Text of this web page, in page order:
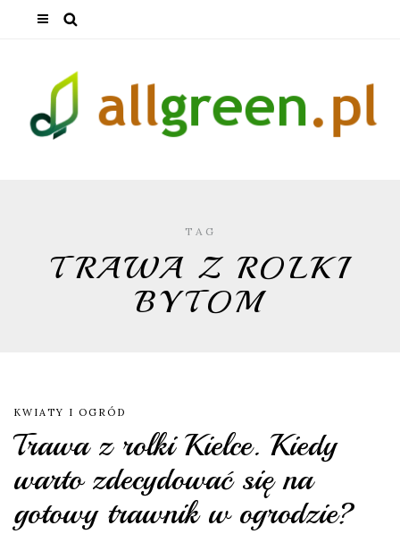
TAG
TRAWA Z ROLKI
BYTOM
KWIATY I OGRÓD
Trawa z rolki Kielce. Kiedy
warto zdecydować się na
gotowy trawnik w ogrodzie?